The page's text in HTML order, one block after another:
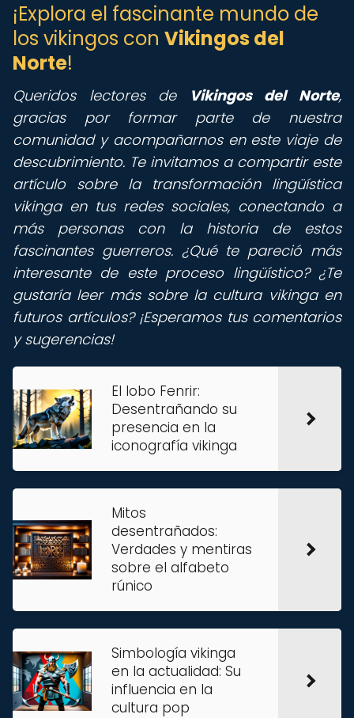
¡Explora el fascinante mundo de
los vikingos con Vikingos del
Norte!
Queridos lectores de Vikingos del Norte,
gracias por formar parte de nuestra
comunidad y acompañarnos en este viaje de
descubrimiento. Te invitamos a compartir este
artículo sobre la transformación lingüística
vikinga en tus redes sociales, conectando a
más personas con la historia de estos
fascinantes guerreros. ¿Qué te pareció más
interesante de este proceso lingüístico? ¿Te
gustaría leer más sobre la cultura vikinga en
futuros artículos? ¡Esperamos tus comentarios
y sugerencias!
El lobo Fenrir:
Desentrañando su
presencia en la
iconografía vikinga
Mitos
desentrañados:
Verdades y mentiras
sobre el alfabeto
rúnico
Simbología vikinga
en la actualidad: Su
influencia en la
cultura pop